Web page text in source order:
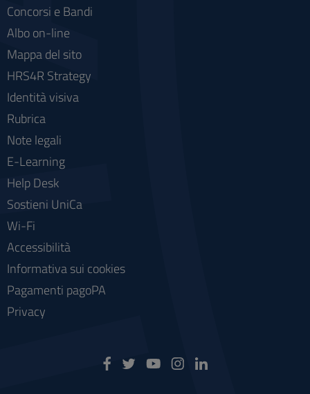
Concorsi e Bandi
Albo on-line
Mappa del sito
HRS4R Strategy
Identità visiva
Rubrica
Note legali
E-Learning
Help Desk
Sostieni UniCa
Wi-Fi
Accessibilità
Informativa sui cookies
Pagamenti pagoPA
Privacy